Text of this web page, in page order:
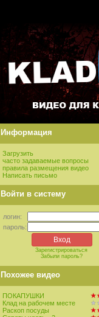
Информация
Загрузить
часто задаваемые вопросы
правила размещения видео
Написать письмо
Войти в систему
логин:
пароль:
Зарегистрироваться
Забыли пароль?
Похожее видео
ПОКАПУШКИ
Клад на рабочем месте
Раскоп посуды